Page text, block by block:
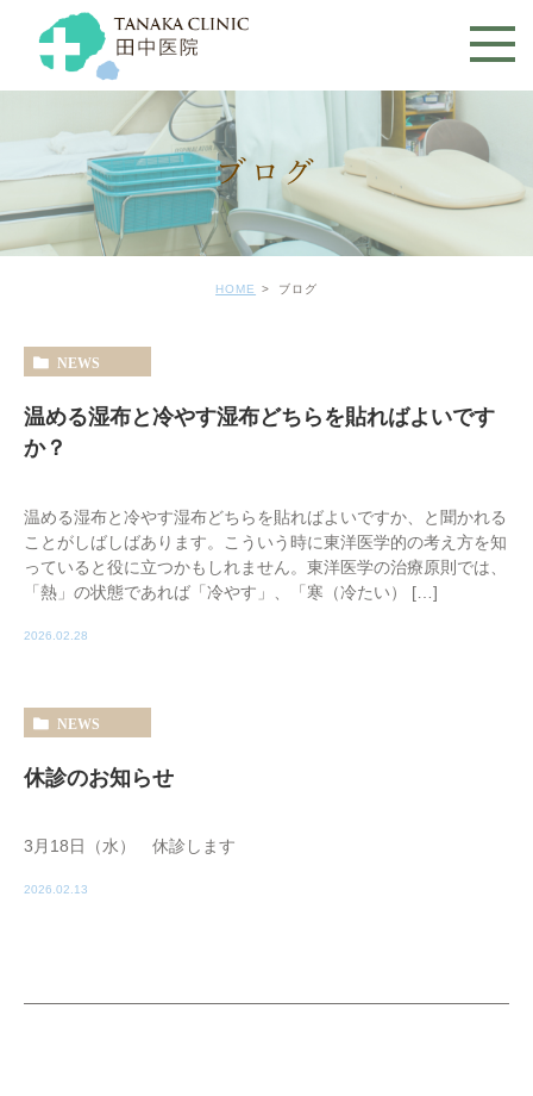
ブログ
HOME ブログ
NEWS
温める湿布と冷やす湿布どちらを貼ればよいです
か？
温める湿布と冷やす湿布どちらを貼ればよいですか、と聞かれる
ことがしばしばあります。こういう時に東洋医学的の考え方を知
っていると役に立つかもしれません。東洋医学の治療原則では、
「熱」の状態であれば「冷やす」、「寒（冷たい） […]
2026.02.28
NEWS
休診のお知らせ
3月18日（水） 休診します
2026.02.13